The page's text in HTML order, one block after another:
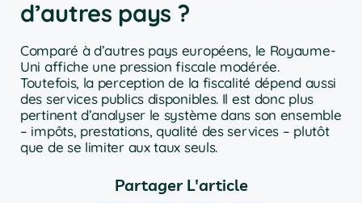
d’autres pays ?
Comparé à d’autres pays européens, le Royaume-
Uni affiche une pression fiscale modérée.
Toutefois, la perception de la fiscalité dépend aussi
des services publics disponibles. Il est donc plus
pertinent d’analyser le système dans son ensemble
– impôts, prestations, qualité des services – plutôt
que de se limiter aux taux seuls.
Partager L'article